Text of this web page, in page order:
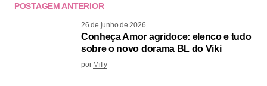
POSTAGEM ANTERIOR
26 de junho de 2026
Conheça Amor agridoce: elenco e tudo
sobre o novo dorama BL do Viki
por Milly